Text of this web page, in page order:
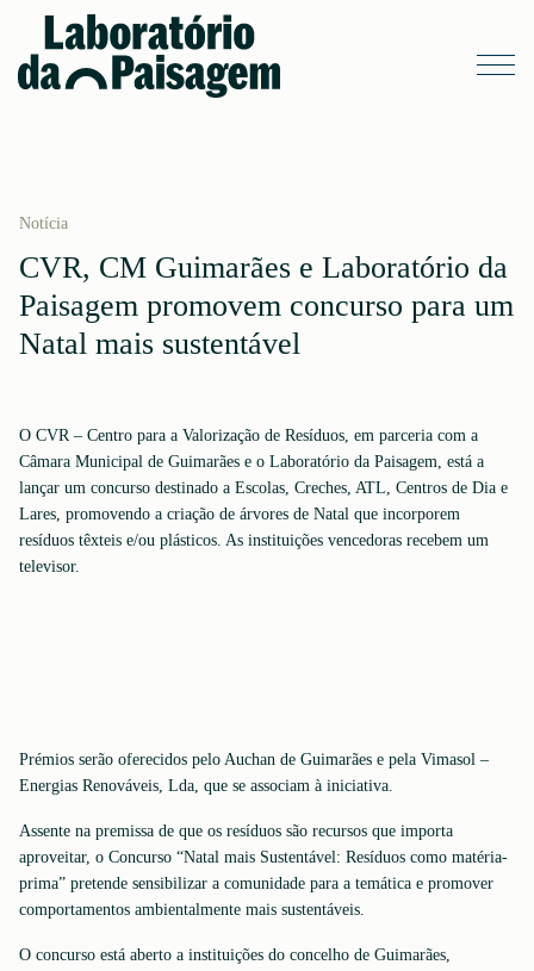
Notícia
CVR, CM Guimarães e Laboratório da
Paisagem promovem concurso para um
Natal mais sustentável
O CVR – Centro para a Valorização de Resíduos, em parceria com a
Câmara Municipal de Guimarães e o Laboratório da Paisagem, está a
lançar um concurso destinado a Escolas, Creches, ATL, Centros de Dia e
Lares, promovendo a criação de árvores de Natal que incorporem
resíduos têxteis e/ou plásticos. As instituições vencedoras recebem um
televisor.
Prémios serão oferecidos pelo Auchan de Guimarães e pela Vimasol –
Energias Renováveis, Lda, que se associam à iniciativa.
Assente na premissa de que os resíduos são recursos que importa
aproveitar, o Concurso “Natal mais Sustentável: Resíduos como matéria-
prima” pretende sensibilizar a comunidade para a temática e promover
comportamentos ambientalmente mais sustentáveis.
O concurso está aberto a instituições do concelho de Guimarães,